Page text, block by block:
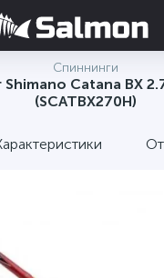
Спиннинги
Catana BX
(SCATBX270H)